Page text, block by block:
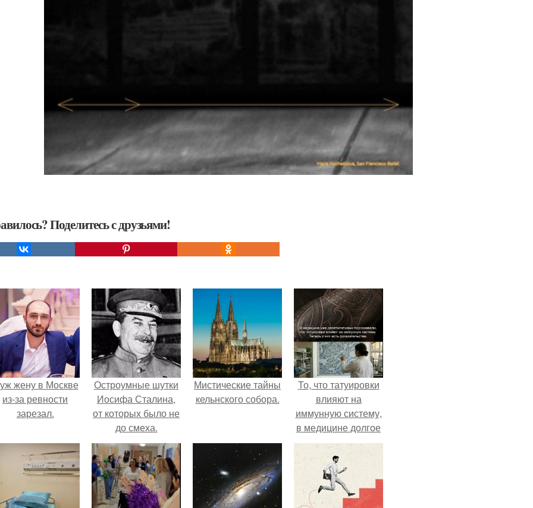
Поделитесь с друзьями!
жену в Москве
из-за ревности
зарезал.
Остроумные шутки
Иосифа Сталина,
от которых было не
до смеха.
Мистические тайны
кельнского собора.
То, что татуировки
влияют на
иммунную систему,
в медицине долгое
время
рассматривалось
лишь как гипотеза.